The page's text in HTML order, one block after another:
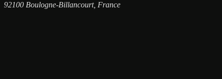
92100 Boulogne-Billancourt, France